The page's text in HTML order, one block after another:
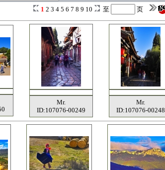
1 2 3 4 5 6 7 8 9 10 至 页
Mr.
ID:107076-00249
Mr.
ID:107076-00248